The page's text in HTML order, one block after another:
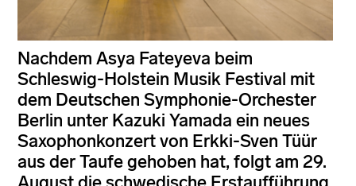
Nachdem Asya Fateyeva beim
Schleswig-Holstein Musik Festival mit
dem Deutschen Symphonie-Orchester
Berlin unter Kazuki Yamada ein neues
Saxophonkonzert von Erkki-Sven Tüür
aus der Taufe gehoben hat, folgt am 29.